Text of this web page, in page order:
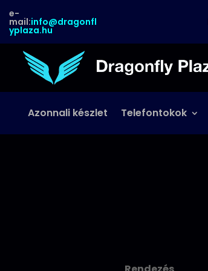
e-
mail:info@dragonfl
yplaza.hu
Azonnali készlet Telefontokok